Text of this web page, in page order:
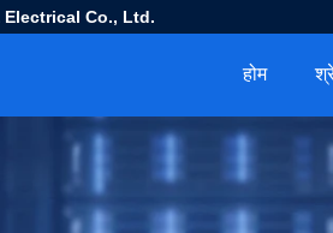
Co., Ltd.
होम